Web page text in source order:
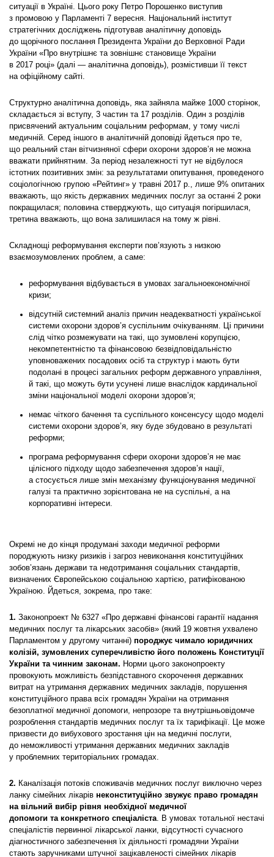
ситуа­ції в Україні. Цього року Петро Порошенко виступив
з промовою у Парламенті 7 вересня. Національний інститут
стратегічних досліджень підготував аналітичну доповідь
до щорічного послання Президента України до Верховної Ради
України «Про внутрішнє та зовнішнє становище України
в 2017 році» (далі — аналітична доповідь), розмістивши її текст
на офіційному сайті.
Структурно аналітична доповідь, яка зайняла майже 1000 сторінок,
складається зі вступу, 3 частин та 17 розділів. Один з розділів
присвячений актуальним соціальним реформам, у тому числі
медичній. Серед іншого в аналітичній доповіді йдеться про те,
що реальний стан вітчизняної сфери охорони здоров’я не можна
вважати прийнятним. За період незалежності тут не відбулося
істотних позитивних змін: за результатами опитування, проведеного
соціологічною групою «Рейтинг» у травні 2017 р., лише 9% опитаних
вважають, що якість державних медичних послуг за останні 2 роки
покращилася; половина стверджують, що ситуація погіршилася,
третина вважають, що вона залишилася на тому ж рівні.
Складнощі реформування експерти пов’язують з низкою
взаємозумовлених проблем, а саме:
реформування відбувається в умовах загальноекономічної
кризи;
відсутній системний аналіз причин неадекватності української
системи охорони здоров’я суспільним очікуванням. Ці причини
слід чітко розмежувати на такі, що зумовлені корупцією,
некомпетентністю та фінансовою безвідповідальністю
уповноважених посадових осіб та структур і мають бути
подолані в процесі загальних реформ державного управління,
й такі, що можуть бути усунені лише внаслідок кардинальної
зміни національної моделі охорони здоров’я;
немає чіткого бачення та суспільного консенсусу щодо моделі
системи охорони здоров’я, яку буде збудовано в результаті
реформи;
програма реформування сфери охорони здоров’я не має
цілісного підходу щодо забезпечення здоров’я нації,
а стосується лише змін механізму функціонування медичної
галузі та практично зорієнтована не на суспільні, а на
корпоративні інтереси.
Окремі не до кінця продумані заходи медичної реформи
породжують низку ризиків і загроз невиконання конституційних
зобов’язань держави та недотримання соціальних стандартів,
визначених Європейською соціальною хартією, ратифікованою
Україною. Йдеться, зокрема, про таке:
1. Законопроект № 6327 «Про державні фінансові гарантії надання
медичних послуг та лікарських засобів» (який 19 жовтня ухвалено
Парламентом у другому читанні) породжує чимало юридичних
колізій, зумовлених суперечливістю його положень Конституції
України та чинним законам. Норми цього законопроекту
провокують можливість безпідставного скорочення державних
витрат на утримання державних медичних закладів, порушення
конституційного права всіх громадян України на отримання
безоплатної медичної допомоги, непрозоре та внутрішньовідомче
розроб­лення стандартів медичних послуг та їх тарифікації. Це може
призвести до вибухового зростання цін на медичні послуги,
до неможливості утримання державних медичних закладів
у проблемних територіальних громадах.
2. Каналізація потоків споживачів медичних послуг виключно через
ланку сімейних лікарів неконституційно звужує право громадян
на вільний вибір рівня необхідної медичної
допомоги та конкретного спеціаліста . В умовах тотальної нестачі
спеціалістів первинної лікарської ланки, відсутності сучасного
діагностичного забезпечення їх діяльності громадяни України
стають заручниками штучної зацікавленості сімейних лікарів